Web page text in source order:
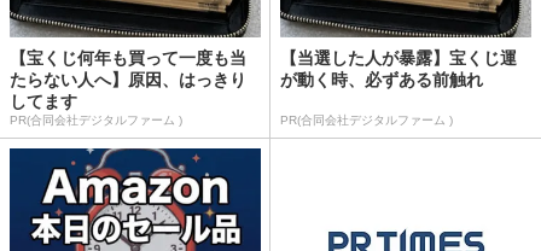
【宝くじ何年も買って一度も当
たらない人へ】原因、はっきり
してます
PR(合同会社デジタルファーム )
【当選した人が暴露】宝くじ運
が動く時、必ずある前触れ
PR(合同会社デジタルファーム )